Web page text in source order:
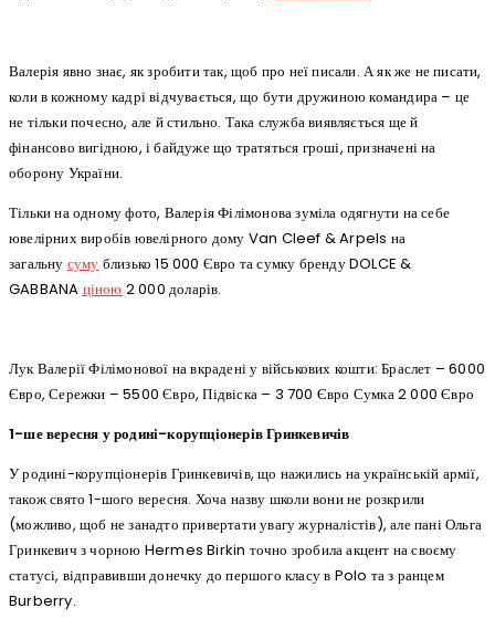
Валерія явно знає, як зробити так, щоб про неї писали. А як же не писати,
коли в кожному кадрі відчувається, що бути дружиною командира – це
не тільки почесно, але й стильно. Така служба виявляється ще й
фінансово вигідною, і байдуже що тратяться гроші, призначені на
оборону України.
Тільки на одному фото, Валерія Філімонова зуміла одягнути на себе
ювелірних виробів ювелірного дому Van Cleef & Arpels на
загальну суму близько 15 000 Євро та сумку бренду DOLCE &
GABBANA ціною 2 000 доларів.
Лук Валерії Філімонової на вкрадені у військових кошти: Браслет – 6000
Євро, Сережки – 5500 Євро, Підвіска – 3 700 Євро Сумка 2 000 Євро
1-ше вересня у родині-корупціонерів Гринкевичів
У родині-корупціонерів Гринкевичів, що нажились на українській армії,
також свято 1-шого вересня. Хоча назву школи вони не розкрили
(можливо, щоб не занадто привертати увагу журналістів), але пані Ольга
Гринкевич з чорною Hermes Birkin точно зробила акцент на своєму
статусі, відправивши донечку до першого класу в Polo та з ранцем
Burberry.